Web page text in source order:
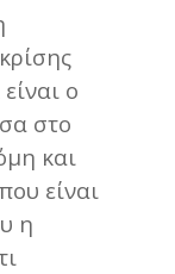
ο
στο
και
είναι
η